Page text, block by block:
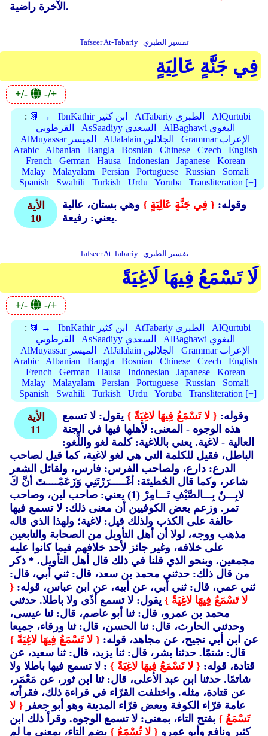
الآخرة راضية.
Tafseer At-Tabariy تفسير الطبري
فِي جَنَّةٍ عَالِيَةٍ
+/- -/+
: 📗 → IbnKathir ابن كثير AtTabariy الطبري
AlQurtubi
القرطوبي
AsSaadiyy السعدي
AlBaghawi البغوي
AlMuyassar الميسر
AlJalalain الجلالين
Grammar الإعراب
Arabic
Albanian Bangla Bosnian Chinese Czech
English
French
German Hausa Indonesian Japanese
Korean
Malay
Malayalam Persian Portuguese Russian
Somali
Spanish
Swahili Turkish Urdu Yoruba Transliteration [+]
الأية
10
وقوله: { فِي جَنَّةٍ عَالِيَةٍ } وهي بستان، عالية
يعني: رفيعة.
Tafseer At-Tabariy تفسير الطبري
لَا تَسْمَعُ فِيهَا لَاغِيَةً
+/- -/+
: 📗 → IbnKathir ابن كثير AtTabariy الطبري
AlQurtubi
القرطوبي
AsSaadiyy السعدي
AlBaghawi البغوي
AlMuyassar الميسر
AlJalalain الجلالين
Grammar الإعراب
Arabic
Albanian Bangla Bosnian Chinese Czech
English
French
German Hausa Indonesian Japanese
Korean
Malay
Malayalam Persian Portuguese Russian
Somali
Spanish
Swahili Turkish Urdu Yoruba Transliteration [+]
الأية
11
وقوله: { لا تَسْمَعُ فِيهَا لاغِيَةً } يقول: لا تسمع
هذه الوجوه - المعنى: لأهلها فيها في الجنة
العالية - لاغية. يعني باللاغية: كلمة لغو واللَّغو:
الباطل، فقيل للكلمة التي هي لغو لاغية، كما قيل لصاحب
الدرع: دارع، ولصاحب الفرس: فارس، ولقائل الشعر
شاعر، وكما قال الحُطيئة: أغَـــــرَرْتَنِي وَزَعَمْــــتَ أنَّ كَ
لابِـــنٌ بِـــالصَّيْفِ تَـــامِرْ (1)
يعني: صاحب لبن، وصاحب
تمر. وزعم بعض الكوفيين أن معنى ذلك: لا تسمع فيها
حالفة على الكذب ولذلك قيل: لاغية؛ ولهذا الذي قاله
مذهب ووجه، لولا أن أهل التأويل من الصحابة والتابعين
على خلافه، وغير جائز لأحد خلافهم فيما كانوا عليه
مجمعين. وبنحو الذي قلنا في ذلك قال أهل التأويل. * ذكر
من قال ذلك: حدثني محمد بن سعد، قال: ثني أبي، قال:
ثني عمي، قال: ثني أبي، عن أبيه، عن ابن عباس، قوله: {
لا تَسْمَعُ فِيهَا لاغِيَةً } يقول: لا تسمع أذًى ولا باطلا. حدثني
محمد بن عمرو، قال: ثنا أبو عاصم، قال: ثنا عيسى،
وحدثني الحارث، قال: ثنا الحسن، قال: ثنا ورقاء، جميعا
عن ابن أبي نجيح، عن مجاهد، قوله: { لا تَسْمَعُ فِيهَا لاغِيَةً }
قال: شتمًا. حدثنا بشر، قال: ثنا يزيد، قال: ثنا سعيد، عن
قتادة، قوله: { لا تَسْمَعُ فِيهَا لاغِيَةً } : لا تسمع فيها باطلا ولا
شاتمًا. حدثنا ابن عبد الأعلى، قال: ثنا ابن ثور، عن مَعْمَر،
عن قتادة، مثله. واختلفت القرّاء في قراءة ذلك، فقرأته
عامة قرّاء الكوفة وبعض قرّاء المدينة وهو أبو جعفر { لا
تَسْمَعُ } بفتح التاء، بمعنى: لا تسمع الوجوه. وقرأ ذلك ابن
كثير ونافع وأبو عمرو { لا تُسْمَعُ } بضم التاء، بمعنى ما لم